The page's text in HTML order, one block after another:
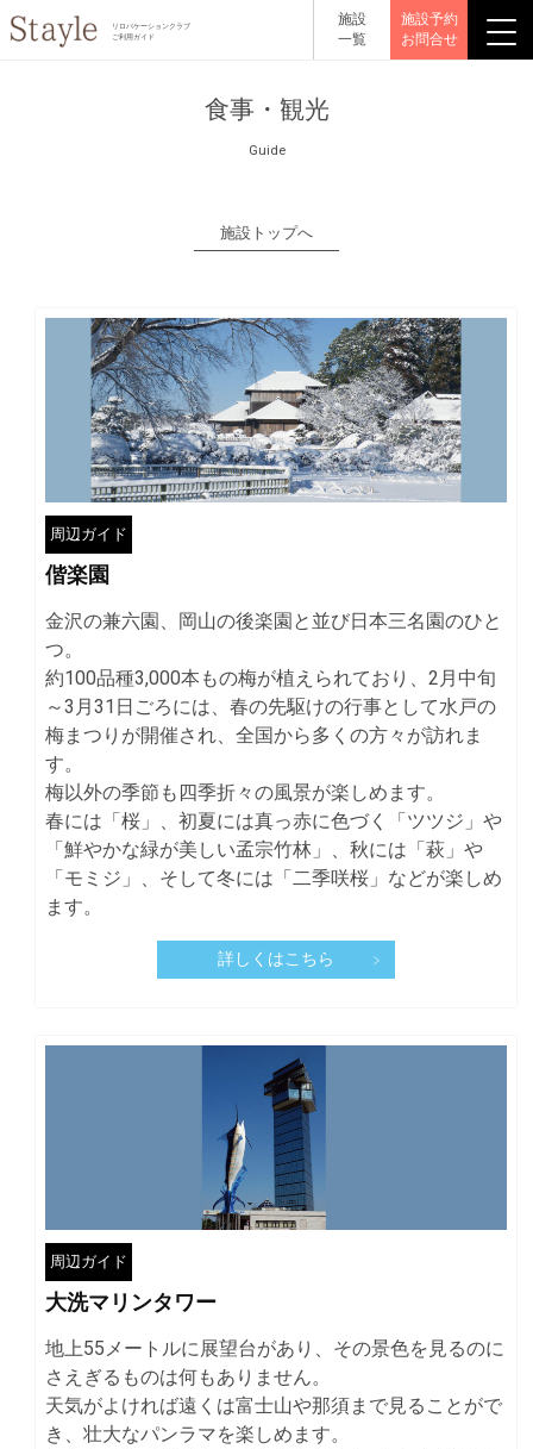
リロバケーションクラブ
ご利用ガイド
施設
一覧
施設予約
お問合せ
食事・観光
Guide
施設トップへ
周辺ガイド
偕楽園
金沢の兼六園、岡山の後楽園と並び日本三名園のひと
つ。
約100品種3,000本もの梅が植えられており、2月中旬
～3月31日ごろには、春の先駆けの行事として水戸の
梅まつりが開催され、全国から多くの方々が訪れま
す。
梅以外の季節も四季折々の風景が楽しめます。
春には「桜」、初夏には真っ赤に色づく「ツツジ」や
「鮮やかな緑が美しい孟宗竹林」、秋には「萩」や
「モミジ」、そして冬には「二季咲桜」などが楽しめ
ます。
詳しくはこちら
周辺ガイド
大洗マリンタワー
地上55メートルに展望台があり、その景色を見るのに
さえぎるものは何もありません。
天気がよければ遠くは富士山や那須まで見ることがで
き、壮大なパンラマを楽しめます。